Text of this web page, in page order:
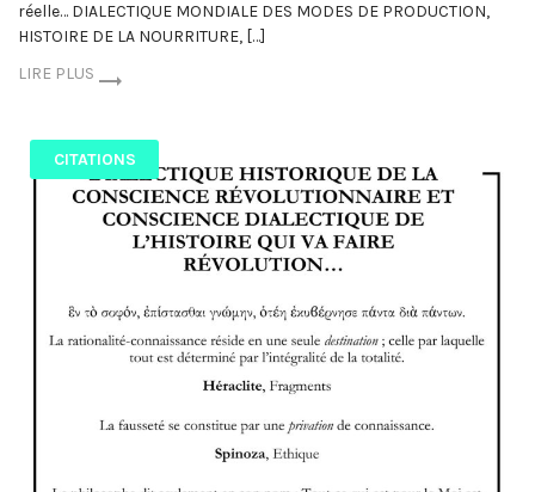
réelle… DIALECTIQUE MONDIALE DES MODES DE PRODUCTION,
HISTOIRE DE LA NOURRITURE, […]
LIRE PLUS
CITATIONS